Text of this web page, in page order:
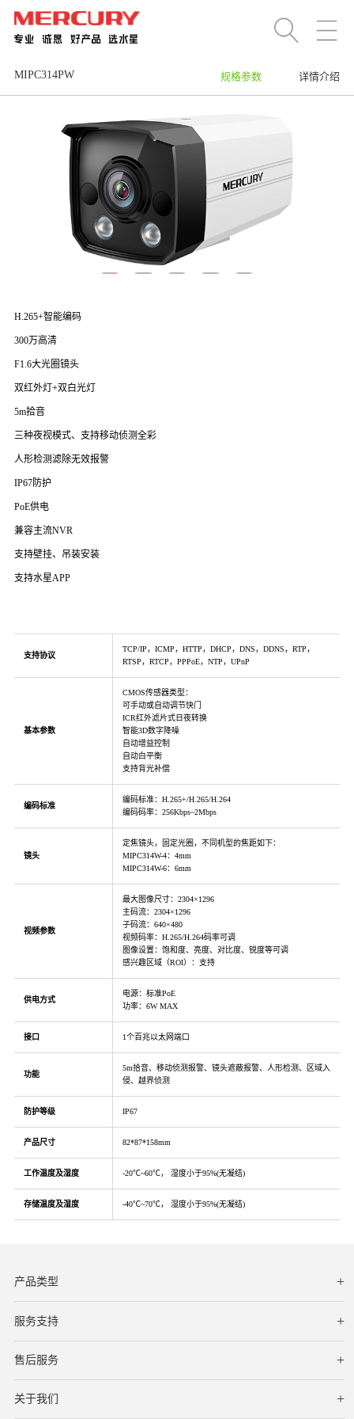
MIPC314PW 规格参数 详情介绍
H.265+智能编码
300万高清
F1.6大光圈镜头
双红外灯+双白光灯
5m拾音
三种夜视模式、支持移动侦测全彩
人形检测滤除无效报警
IP67防护
PoE供电
兼容主流NVR
支持壁挂、吊装安装
支持水星APP
支持协议
TCP/IP，ICMP，HTTP，DHCP，DNS，DDNS，RTP，
RTSP，RTCP，PPPoE，NTP，UPnP
基本参数
CMOS传感器类型：
可手动或自动调节快门
ICR红外滤片式日夜转换
智能3D数字降噪
自动增益控制
自动白平衡
支持背光补偿
编码标准
编码标准：H.265+/H.265/H.264
编码码率：256Kbps~2Mbps
镜头
定焦镜头，固定光圈，不同机型的焦距如下：
MIPC314W-4：4mm
MIPC314W-6：6mm
视频参数
最大图像尺寸：2304×1296
主码流：2304×1296
子码流：640×480
视频码率：H.265/H.264码率可调
图像设置：饱和度、亮度、对比度、锐度等可调
感兴趣区域（ROI）：支持
供电方式
电源：标准PoE
功率：6W MAX
接口 1个百兆以太网端口
功能
5m拾音、移动侦测报警、镜头遮蔽报警、人形检测、区域入
侵、越界侦测
防护等级 IP67
产品尺寸 82*87*158mm
工作温度及湿度 -20℃~60℃， 湿度小于95%(无凝结)
存储温度及湿度 -40℃~70℃， 湿度小于95%(无凝结)
产品类型
服务支持
下载中心
文档与指南
视频教程
售后服务
服务网点
保修条款
关于我们